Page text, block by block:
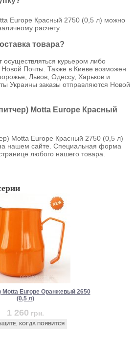
Europe Красный 2750 (0,5 л) можно
расчету.
товара?
осуществляться курьером либо
Почты. Также в Киеве возможен
Львов, Одессу, Харьков и
Украины заказы отправляются Новой
Motta Europe Красный
Motta Europe Красный 2750 (0,5 л)
нашем сайте. Специальная форма
любого нашего товара.
Motta Europe Оранжевый 2650
(0,5 л)
1 260 грн.
КОГДА ПОЯВИТСЯ